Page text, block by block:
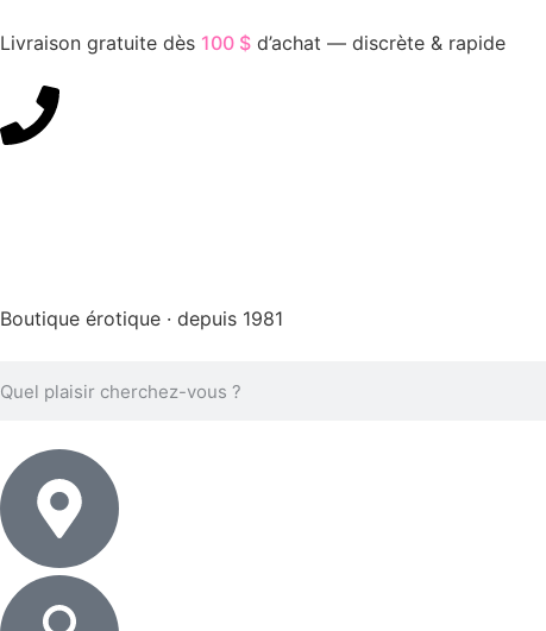
Livraison gratuite dès 100 $ d’achat — discrète & rapide
Boutique érotique · depuis 1981